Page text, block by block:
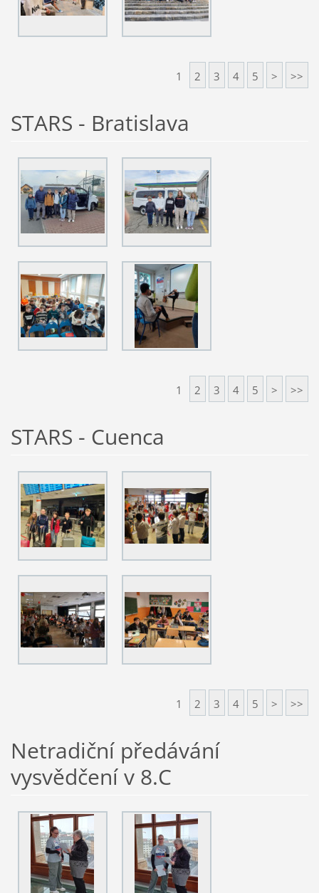
1 2 3 4 5 > >>
STARS - Bratislava
1 2 3 4 5 > >>
STARS - Cuenca
1 2 3 4 5 > >>
Netradiční předávání
vysvědčení v 8.C